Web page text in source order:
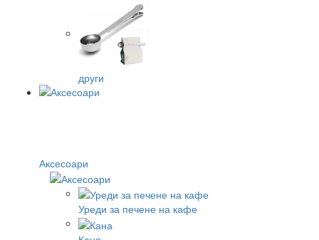
други
Аксесоари
Уреди за печене на кафе